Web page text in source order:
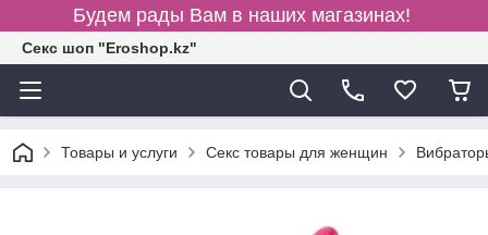
Будем рады Вам в наших магазинах!
Секс шоп "Eroshop.kz"
Товары и услуги Секс товары для женщин